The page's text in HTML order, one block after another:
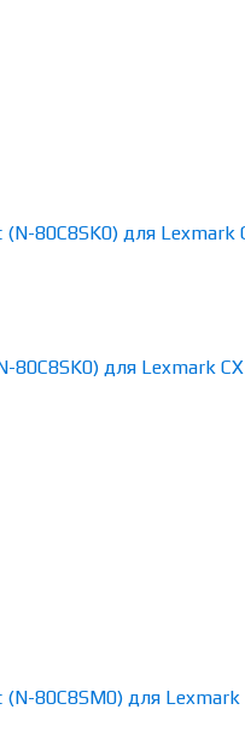
для Lexmark